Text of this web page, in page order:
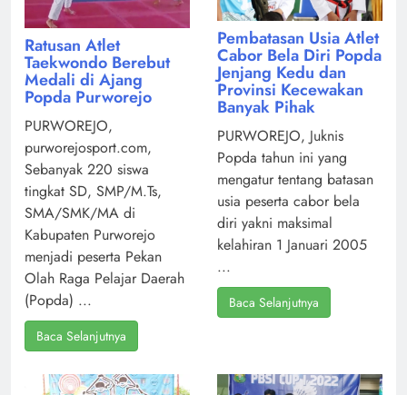
Ratusan Atlet
Taekwondo Berebut
Medali di Ajang
Popda Purworejo
PURWOREJO,
purworejosport.com,
Sebanyak 220 siswa
tingkat SD, SMP/M.Ts,
SMA/SMK/MA di
Kabupaten Purworejo
menjadi peserta Pekan
Olah Raga Pelajar Daerah
(Popda) ...
Baca Selanjutnya
Pembatasan Usia Atlet
Cabor Bela Diri Popda
Jenjang Kedu dan
Provinsi Kecewakan
Banyak Pihak
PURWOREJO, Juknis
Popda tahun ini yang
mengatur tentang batasan
usia peserta cabor bela
diri yakni maksimal
kelahiran 1 Januari 2005
...
Baca Selanjutnya